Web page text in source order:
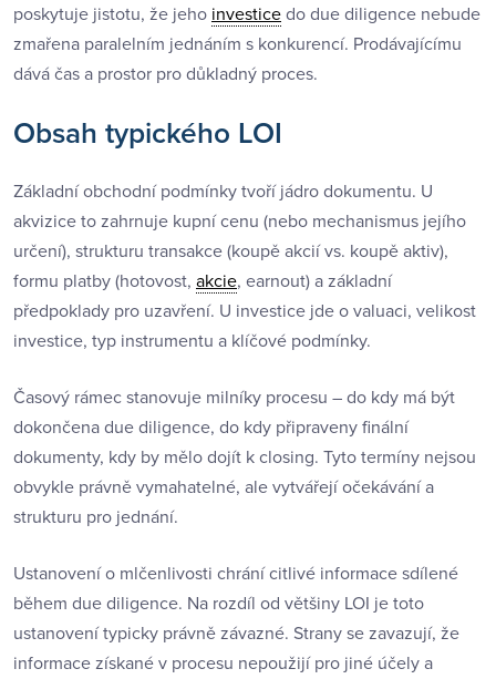
poskytuje jistotu, že jeho investicedo due diligence nebude
zmařena paralelním jednáním s konkurencí. Prodávajícímu
dává čas a prostor pro důkladný proces.
Obsah typického LOI
Základní obchodní podmínky tvoří jádro dokumentu. U
akvizice to zahrnuje kupní cenu (nebo mechanismus jejího
určení), strukturu transakce (koupě akcií vs. koupě aktiv),
formu platby (hotovost, akcie, earnout) a základní
předpoklady pro uzavření. U investice jde o valuaci, velikost
investice, typ instrumentu a klíčové podmínky.
Časový rámec stanovuje milníky procesu – do kdy má být
dokončena due diligence, do kdy připraveny finální
dokumenty, kdy by mělo dojít k closing. Tyto termíny nejsou
obvykle právně vymahatelné, ale vytvářejí očekávání a
strukturu pro jednání.
Ustanovení o mlčenlivosti chrání citlivé informace sdílené
během due diligence. Na rozdíl od většiny LOI je toto
ustanovení typicky právně závazné. Strany se zavazují, že
informace získané v procesu nepoužijí pro jiné účely a